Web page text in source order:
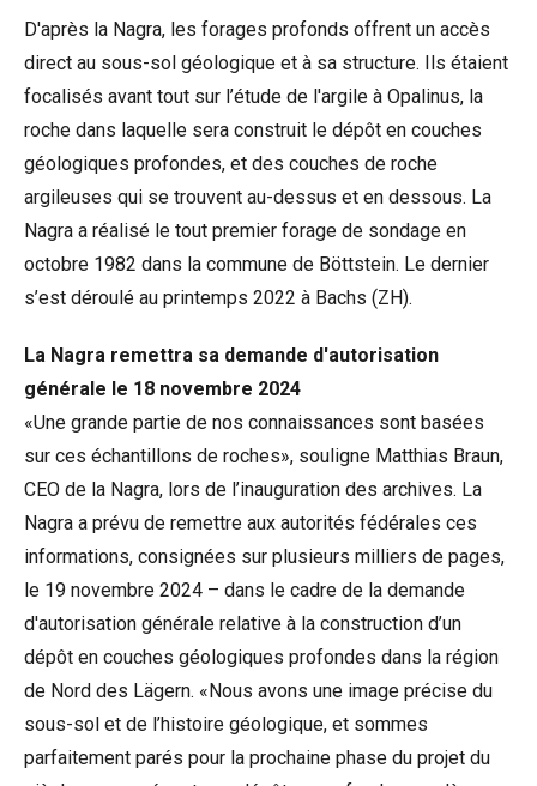
D'après la Nagra, les forages profonds offrent un accès
direct au sous-sol géologique et à sa structure. Ils étaient
focalisés avant tout sur l’étude de l'argile à Opalinus, la
roche dans laquelle sera construit le dépôt en couches
géologiques profondes, et des couches de roche
argileuses qui se trouvent au-dessus et en dessous. La
Nagra a réalisé le tout premier forage de sondage en
octobre 1982 dans la commune de Böttstein. Le dernier
s’est déroulé au printemps 2022 à Bachs (ZH).
La Nagra remettra sa demande d'autorisation
générale le 18 novembre 2024
«Une grande partie de nos connaissances sont basées
sur ces échantillons de roches», souligne Matthias Braun,
CEO de la Nagra, lors de l’inauguration des archives. La
Nagra a prévu de remettre aux autorités fédérales ces
informations, consignées sur plusieurs milliers de pages,
le 19 novembre 2024 – dans le cadre de la demande
d'autorisation générale relative à la construction d’un
dépôt en couches géologiques profondes dans la région
de Nord des Lägern. «Nous avons une image précise du
sous-sol et de l’histoire géologique, et sommes
parfaitement parés pour la prochaine phase du projet du